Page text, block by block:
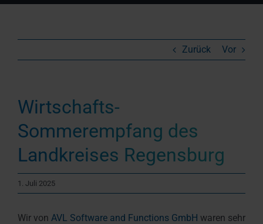
Zurück Vor
Wirtschafts-
Sommerempfang des
Landkreises Regensburg
1. Juli 2025
Wir von AVL Software and Functions GmbH waren sehr